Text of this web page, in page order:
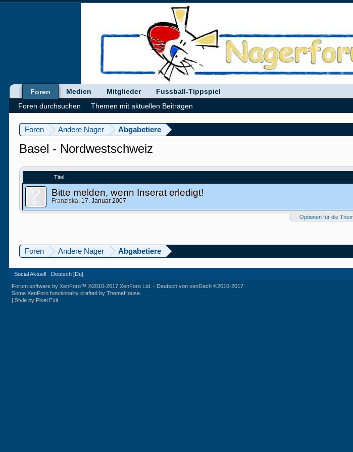
Foren Andere Nager Abgabetiere
Basel - Nordwestschweiz
Titel
Bitte melden, wenn Inserat erledigt!
Franziska, 17. Januar 2007
Optionen für die
Foren Andere Nager Abgabetiere
Foren
Foren durchsuchen
Themen mit aktuellen Beiträgen
Medien Mitglieder Fussball-Tippspiel
Social Aktuell Deutsch [Du]
Forum software by XenForo™©2010-2017 XenForo Ltd. - Deutsch von xenDach©2010-2017
Some XenForo functionality crafted byThemeHouse
|Style by Pixel Exit